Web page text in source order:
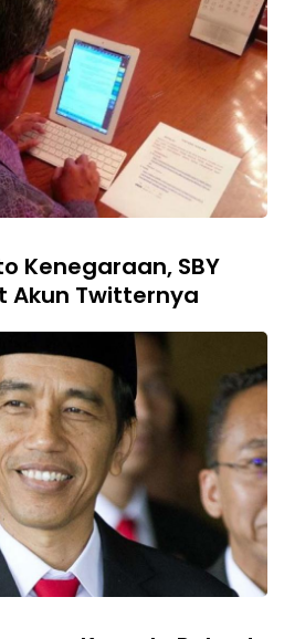
Kenegaraan, SBY
Akun Twitternya